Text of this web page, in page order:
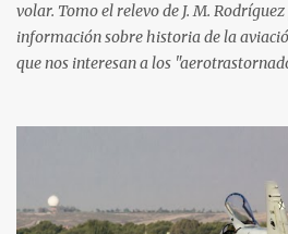
volar. Tomo el relevo de J. M.
información sobre historia de la
que nos interesan a los
Aerospotters Principado a una genial
aeródromo de La Morgal (todavía no